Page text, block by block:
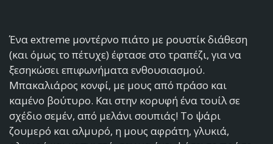
Ένα extreme μοντέρνο πιάτο με ρουστίκ διάθεση
(και όμως το πέτυχε) έφτασε στο τραπέζι, για να
ξεσηκώσει επιφωνήματα ενθουσιασμού.
Μπακαλιάρος κονφί, με μους από πράσο και
καμένο βούτυρο. Και στην κορυφή ένα τουίλ σε
σχέδιο σεμέν, από μελάνι σουπιάς! Το ψάρι
ζουμερό και αλμυρό, η μους αφράτη, γλυκιά,